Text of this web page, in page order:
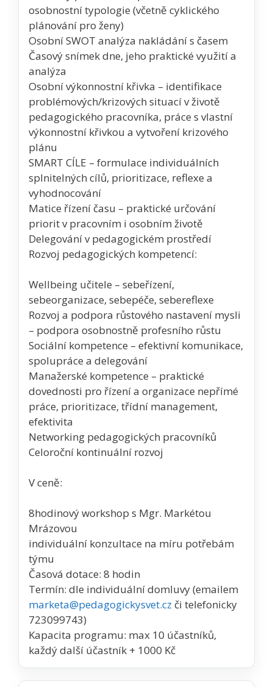
osobnostní typologie (včetně cyklického
plánování pro ženy)
Osobní SWOT analýza nakládání s časem
Časový snímek dne, jeho praktické využití a
analýza
Osobní výkonnostní křivka – identifikace
problémových/krizových situací v životě
pedagogického pracovníka, práce s vlastní
výkonnostní křivkou a vytvoření krizového
plánu
SMART CÍLE – formulace individuálních
splnitelných cílů, prioritizace, reflexe a
vyhodnocování
Matice řízení času – praktické určování
priorit v pracovním i osobním životě
Delegování v pedagogickém prostředí
Rozvoj pedagogických kompetencí:
Wellbeing učitele – sebeřízení,
sebeorganizace, sebepéče, sebereflexe
Rozvoj a podpora růstového nastavení mysli
– podpora osobnostně profesního růstu
Sociální kompetence – efektivní komunikace,
spolupráce a delegování
Manažerské kompetence – praktické
dovednosti pro řízení a organizace nepřímé
práce, prioritizace, třídní management,
efektivita
Networking pedagogických pracovníků
Celoroční kontinuální rozvoj
V ceně:
8hodinový workshop s Mgr. Markétou
Mrázovou
individuální konzultace na míru potřebám
týmu
Časová dotace: 8 hodin
Termín: dle individuální domluvy (emailem
marketa@pedagogickysvet.cz či telefonicky
723099743)
Kapacita programu: max 10 účastníků,
každý další účastník + 1000 Kč